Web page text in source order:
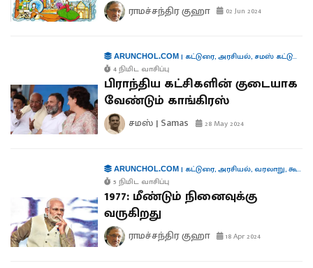
ராமச்சந்திர குஹா 02 Jun 2024
ARUNCHOL.COM| கட்டுரை,அரசியல், சமஸ் கட்டுரை
4 நிமிட வாசிப்பு
பிராந்திய கட்சிகளின் குடையாக
வேண்டும் காங்கிரஸ்
சமஸ் | Samas 28 May 2024
ARUNCHOL.COM| கட்டுரை,அரசியல், வரலாறு,கூட்டாட்சி
5 நிமிட வாசிப்பு
1977: மீண்டும் நினைவுக்கு
வருகிறது
ராமச்சந்திர குஹா 18 Apr 2024